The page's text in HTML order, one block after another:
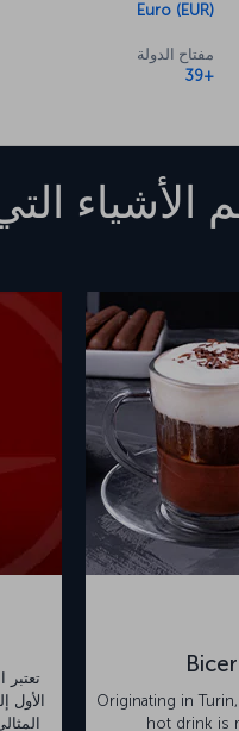
Euro (EUR)
مفتاح الدولة
+39
الأشياء
Originating in
hot drink is
الأول